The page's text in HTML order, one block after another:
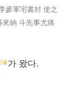
參軍宅書封 使之
納 斗先事尤痛
물가 왔다.